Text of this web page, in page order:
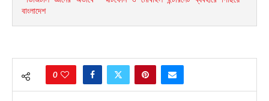
বাংলাদেশ
0